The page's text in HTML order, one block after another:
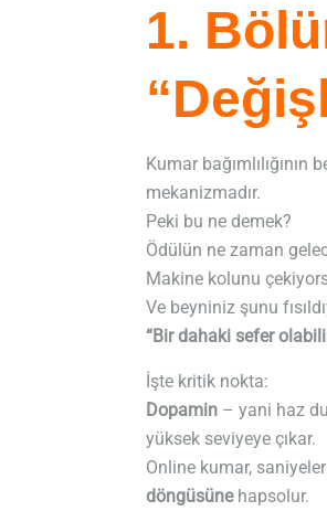
1.
Kumar
mekanizmadır.
Peki bu ne demek?
Ödülün ne zaman
Makine kolunu
Ve beyniniz şunu
“Bir dahaki sefer
İşte kritik nokta:
Dopamin – yani haz
yüksek seviyeye çıkar.
Online kumar,
döngüsünehapsolur.